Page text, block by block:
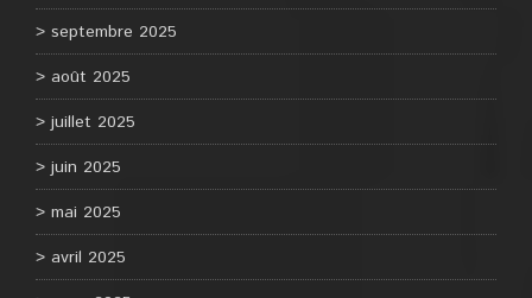
septembre 2025
août 2025
juillet 2025
juin 2025
mai 2025
avril 2025